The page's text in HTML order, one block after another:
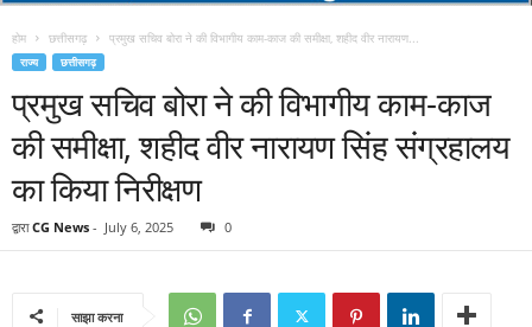
होम छत्तीसगढ़ प्रमुख सचिव बोरा ने की विभागीय काम-काज की समीक्षा, शहीद वीर नारायण...
राज्य छत्तीसगढ़
प्रमुख सचिव बोरा ने की विभागीय काम-काज
की समीक्षा, शहीद वीर नारायण सिंह संग्रहालय
का किया निरीक्षण
द्वारा CG News - July 6, 2025 0
साझा करना